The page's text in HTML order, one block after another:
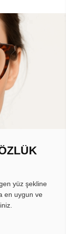
yüz şekline
en uygun ve